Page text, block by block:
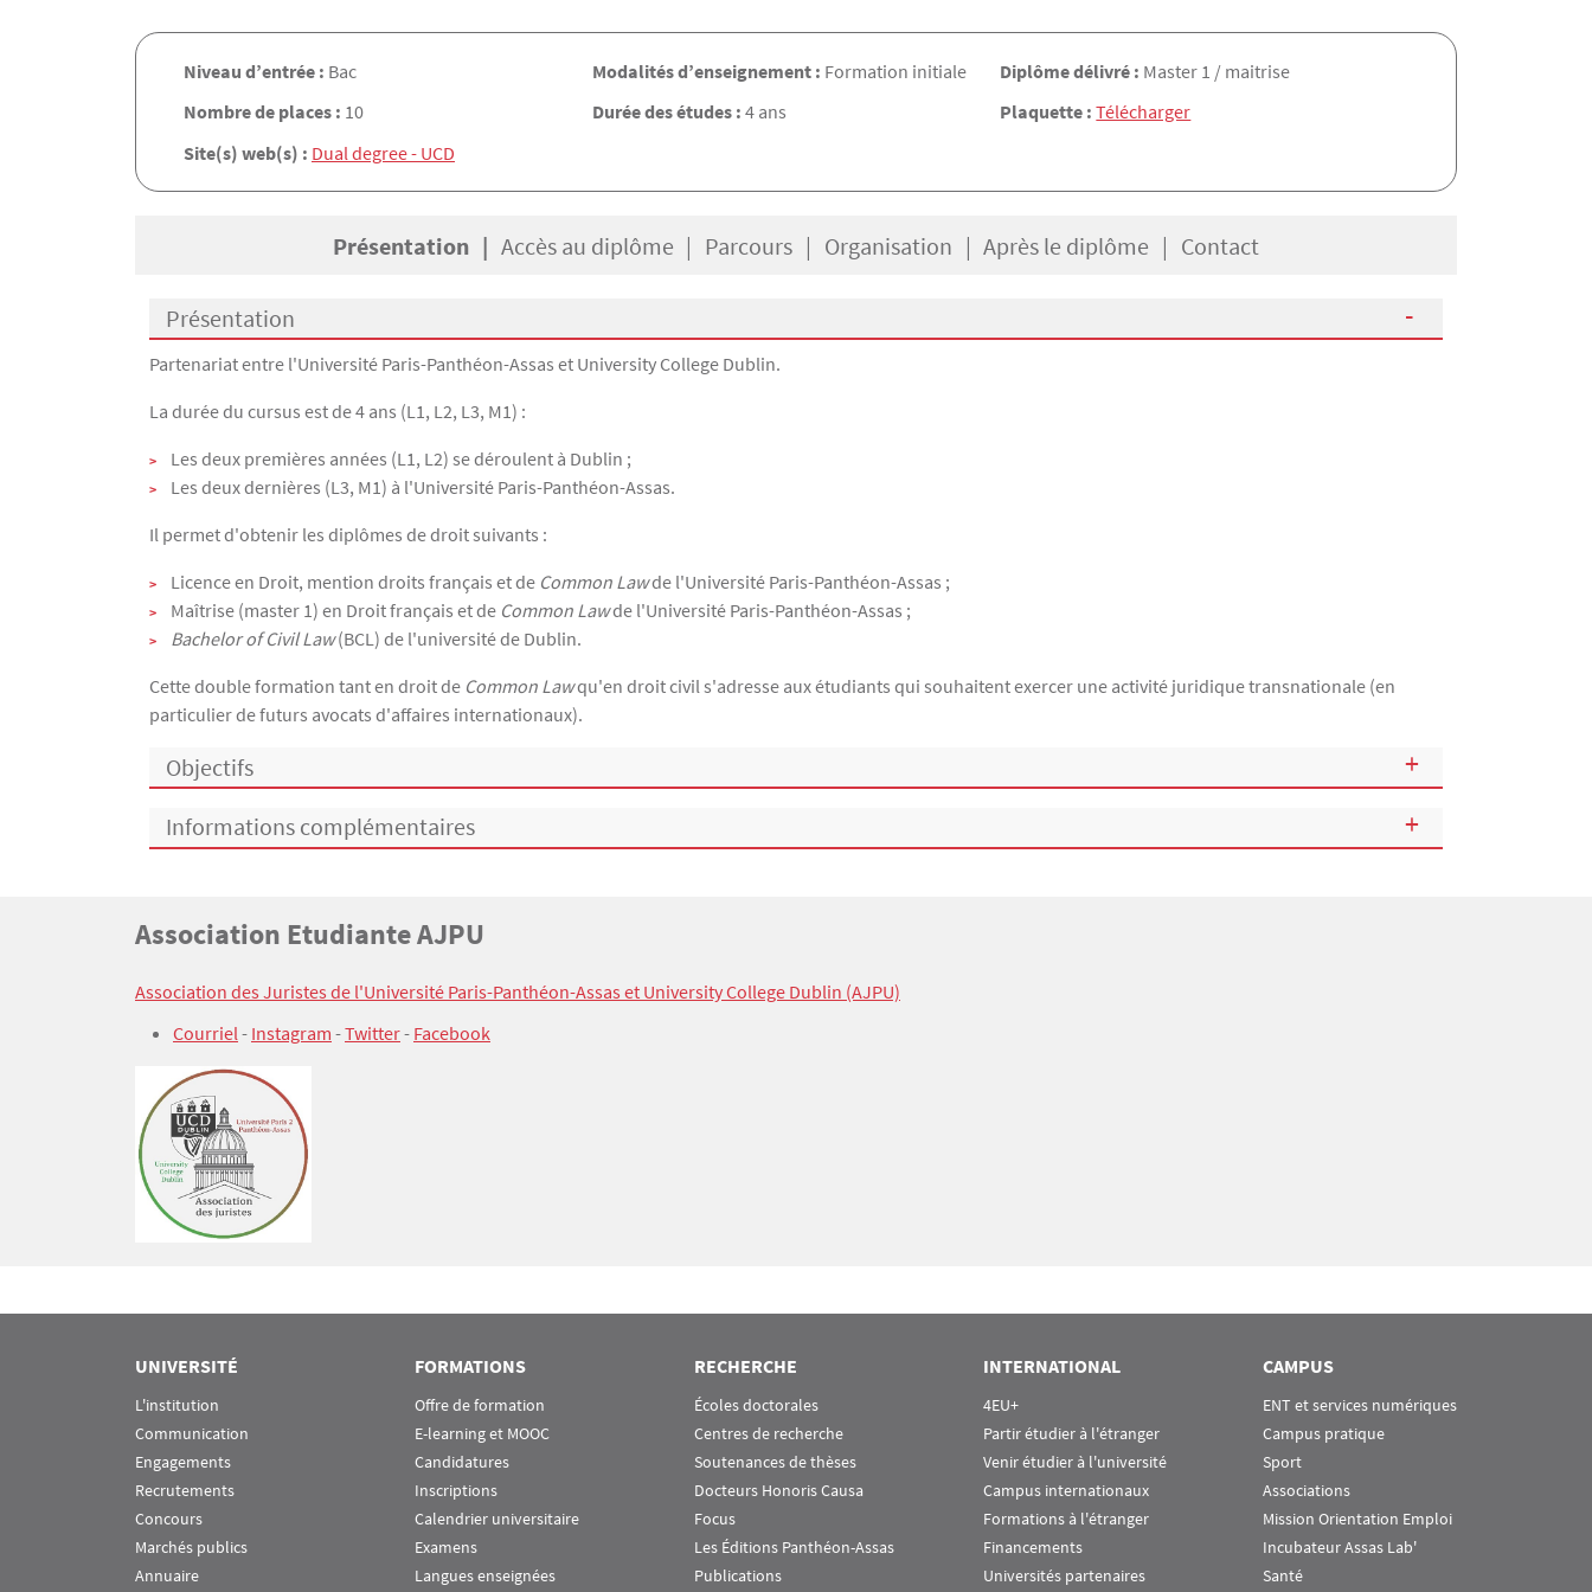
Niveau d’entrée : Bac
Nombre de places : 10
Site(s) web(s) : Dual degree - UCD
Modalités d’enseignement : Formation initiale
Durée des études : 4 ans
Diplôme délivré : Master 1 / maitrise
Plaquette :Télécharger
Présentation Accès au diplôme Parcours Organisation Après le diplôme Contact
Présentation
Présentation
Partenariat entre l'Université Paris-Panthéon-Assas et University College Dublin.
La durée du cursus est de 4 ans (L1, L2, L3, M1) :
Les deux premières années (L1, L2) se déroulent à Dublin ;
Les deux dernières (L3, M1) à l'Université Paris-Panthéon-Assas.
Il permet d'obtenir les diplômes de droit suivants :
Licence en Droit, mention droits français et de Common Lawde l'Université Paris-Panthéon-Assas ;
Maîtrise (master 1) en Droit français et de Common Lawde l'Université Paris-Panthéon-Assas ;
Bachelor of Civil Law(BCL) de l'université de Dublin.
Cette double formation tant en droit de Common Lawqu'en droit civil s'adresse aux étudiants qui souhaitent exercer une activité juridique transnationale (en
particulier de futurs avocats d'affaires internationaux).
Objectifs
Informations complémentaires
Bloc(s) libre(s)
Titre
Association Etudiante AJPU
Texte
Association des Juristes de l'Université Paris-Panthéon-Assas et University College Dublin (AJPU)
Courriel - Instagram -Twitter- Facebook
Image
UNIVERSITÉ
L'institution
Communication
Engagements
Recrutements
Concours
Marchés publics
Annuaire
FORMATIONS
Offre de formation
E-learning et MOOC
Candidatures
Inscriptions
Calendrier universitaire
Examens
Langues enseignées
RECHERCHE
Écoles doctorales
Centres de recherche
Soutenances de thèses
Docteurs Honoris Causa
Focus
Les Éditions Panthéon-Assas
Publications
INTERNATIONAL
4EU+
Partir étudier à l'étranger
Venir étudier à l'université
Campus internationaux
Formations à l'étranger
Financements
Universités partenaires
CAMPUS
ENT et services numériques
Campus pratique
Sport
Associations
Mission Orientation Emploi
Incubateur Assas Lab'
Santé